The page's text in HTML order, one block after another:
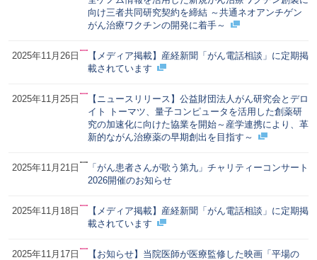
向け三者共同研究契約を締結 ～共通ネオアンチゲン
がん治療ワクチンの開発に着手～
2025年11月26日
【メディア掲載】産経新聞「がん電話相談」に定期掲
載されています
2025年11月25日
【ニュースリリース】公益財団法人がん研究会とデロ
イト トーマツ、量子コンピュータを活用した創薬研
究の加速化に向けた協業を開始～産学連携により、革
新的ながん治療薬の早期創出を目指す～
2025年11月21日
「がん患者さんが歌う第九」チャリティーコンサート
2026開催のお知らせ
2025年11月18日
【メディア掲載】産経新聞「がん電話相談」に定期掲
載されています
2025年11月17日
【お知らせ】当院医師が医療監修した映画「平場の